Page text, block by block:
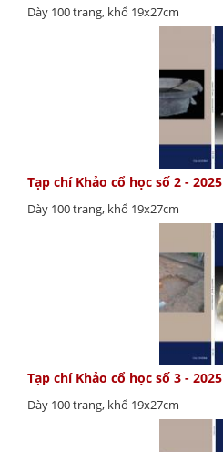
Dày 100 trang, khổ 19x27cm
Tạp chí Khảo cổ học số 2 - 2025
Dày 100 trang, khổ 19x27cm
Tạp chí Khảo cổ học số 3 - 2025
Dày 100 trang, khổ 19x27cm